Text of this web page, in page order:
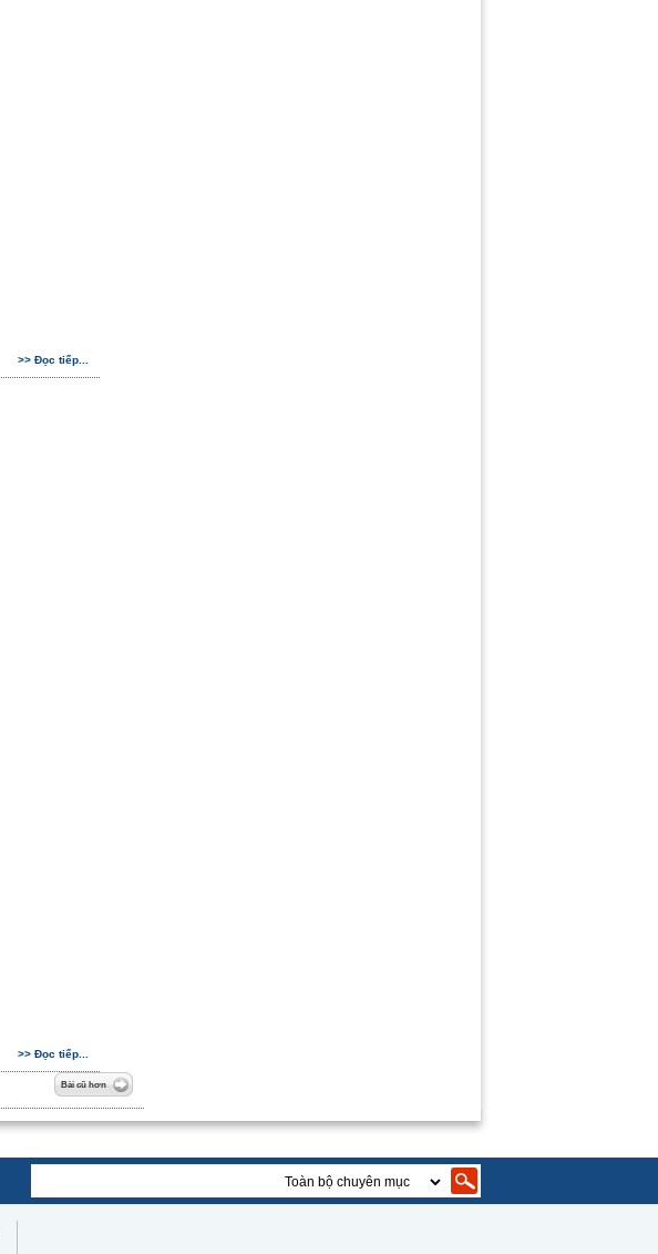
>> Đọc tiếp...
>> Đọc tiếp...
Bài cũ hơn